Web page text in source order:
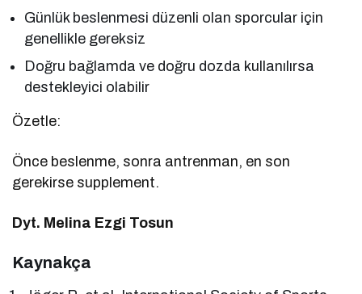
Günlük beslenmesi düzenli olan sporcular için
genellikle gereksiz
Doğru bağlamda ve doğru dozda kullanılırsa
destekleyici olabilir
Özetle:
Önce beslenme, sonra antrenman, en son
gerekirse supplement.
Dyt. Melina Ezgi Tosun
Kaynakça